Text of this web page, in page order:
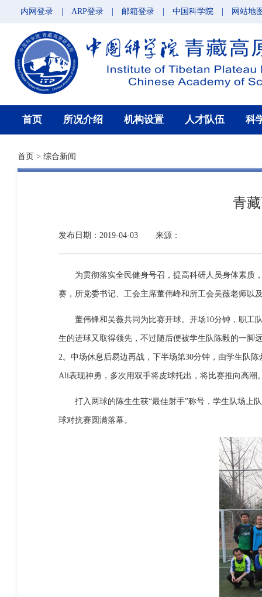
内网登录 ARP登录 邮箱登录 中国科学院 网站地
首页 所况介绍 机构设置 人才队伍 科
首页 > 综合新闻
青
发布日期：2019-04-03 来源：
为贯彻落实全民健身号召，提高科研人员身体素质，
赛，所党委书记、工会主席董伟峰和所工会吴薇老师以
董伟锋和吴薇共同为比赛开球。开场10分钟，职工队
生的进球又取得领先，不过随后便被学生队陈毅的一脚
2。中场休息后易边再战，下半场第30分钟，由学生队
Ali表现神勇，多次用双手将皮球托出，将比赛推向高潮
打入两球的陈生生获“最佳射手”称号，学生队场上队
球对抗赛圆满落幕。